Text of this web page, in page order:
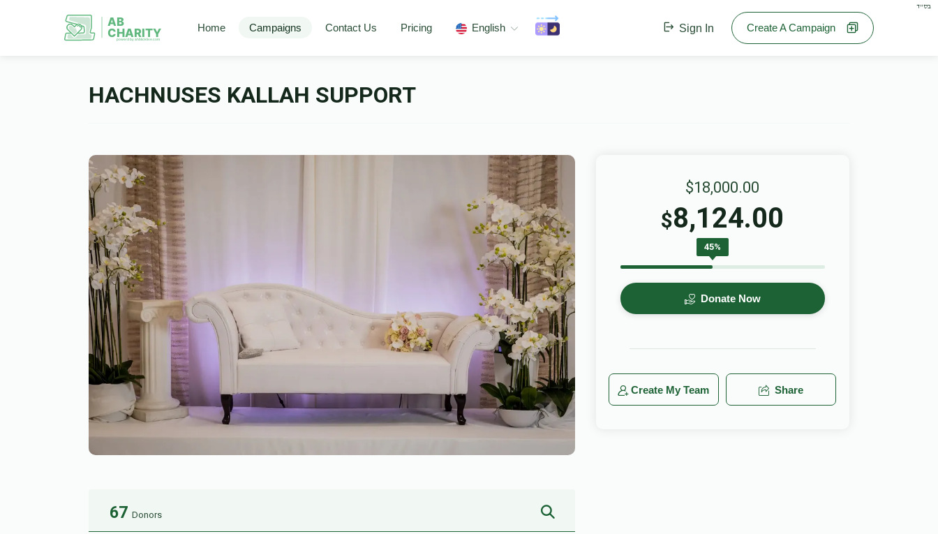
בס"ד
AB
CHARITY
powerd by ahblicklive.com
Home Campaigns Contact Us Pricing English Sign In Create A Campaign
HACHNUSES KALLAH SUPPORT
67 Donors
$18,000.00
$8,124.00
45%
Donate Now
Create My Team Share